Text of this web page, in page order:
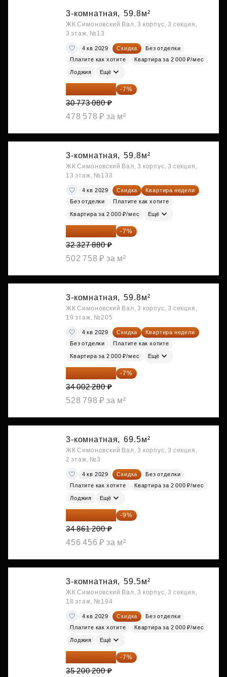
3-комнатная, 59.8м²
ЖК Симоновский Вал, 3 корпус, 3 секция,
3 этаж, №13
4 кв 2029 Скидка
Без отделки
Платите как хотите
Квартира за 2 000 ₽/мес
Лоджия Ещё
28 618 964 ₽ -7%
30 773 080 ₽
478 578 ₽ за м²
3-комнатная, 59.8м²
ЖК Симоновский Вал, 3 корпус, 3 секция,
13 этаж, №133
4 кв 2029 Скидка
Квартира недели
Без отделки
Платите как хотите
Квартира за 2 000 ₽/мес Ещё
30 064 928 ₽ -7%
32 327 880 ₽
502 758 ₽ за м²
3-комнатная, 59.8м²
ЖК Симоновский Вал, 3 корпус, 3 секция,
19 этаж, №205
4 кв 2029 Скидка
Квартира недели
Без отделки
Платите как хотите
Квартира за 2 000 ₽/мес Ещё
31 622 120 ₽ -7%
34 002 280 ₽
528 798 ₽ за м²
3-комнатная, 69.5м²
ЖК Симоновский Вал, 3 корпус, 3 секция,
2 этаж, №3
4 кв 2029 Скидка
Без отделки
Платите как хотите
Квартира за 2 000 ₽/мес
Лоджия Ещё
31 723 692 ₽ -9%
34 861 200 ₽
456 456 ₽ за м²
3-комнатная, 59.5м²
ЖК Симоновский Вал, 3 корпус, 3 секция,
18 этаж, №194
4 кв 2029 Скидка
Без отделки
Платите как хотите
Квартира за 2 000 ₽/мес
Лоджия Ещё
32 736 186 ₽ -7%
35 200 200 ₽